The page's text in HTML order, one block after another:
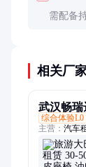
需配备
相关厂
武汉畅瑞
综合体验L0
主营： 汽车
车、商务
租、大巴车